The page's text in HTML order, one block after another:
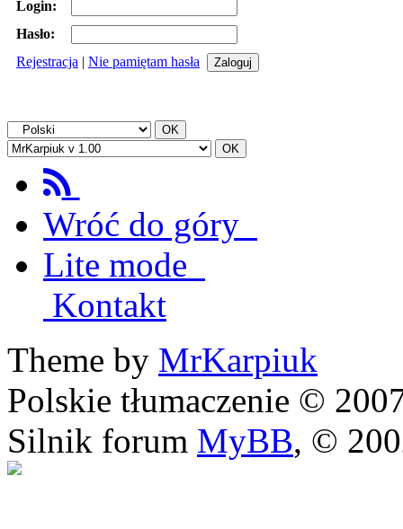
Login:
Hasło:
Rejestracja | Nie pamiętam hasła
Wróć do góry
Lite mode
Kontakt
Theme by MrKarpiuk
Polskie tłumaczenie ©
Silnik forum MyBB, ©